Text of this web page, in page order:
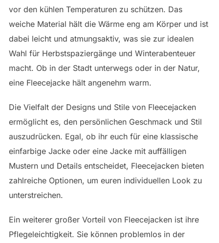
vor den kühlen Temperaturen zu schützen. Das
weiche Material hält die Wärme eng am Körper und ist
dabei leicht und atmungsaktiv, was sie zur idealen
Wahl für Herbstspaziergänge und Winterabenteuer
macht. Ob in der Stadt unterwegs oder in der Natur,
eine Fleecejacke hält angenehm warm.
Die Vielfalt der Designs und Stile von Fleecejacken
ermöglicht es, den persönlichen Geschmack und Stil
auszudrücken. Egal, ob ihr euch für eine klassische
einfarbige Jacke oder eine Jacke mit auffälligen
Mustern und Details entscheidet, Fleecejacken bieten
zahlreiche Optionen, um euren individuellen Look zu
unterstreichen.
Ein weiterer großer Vorteil von Fleecejacken ist ihre
Pflegeleichtigkeit. Sie können problemlos in der